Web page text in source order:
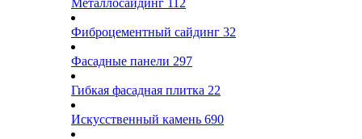
Металлосайдинг 112
Фиброцементный сайдинг 32
Фасадные панели 297
Гибкая фасадная плитка 22
Искусственный камень 690